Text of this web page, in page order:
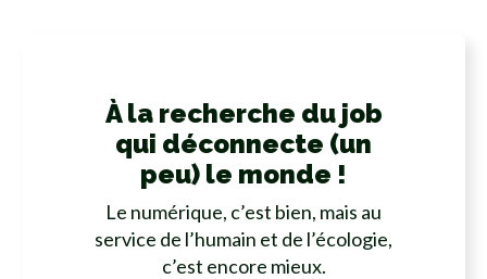
À la recherche du job
qui déconnecte (un
peu) le monde !
Le numérique, c’est bien, mais au
service de l’humain et de l’écologie,
c’est encore mieux.